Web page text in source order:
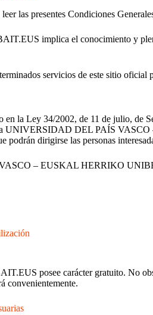
las presentes Condiciones
implica el conocimiento y
servicios de este sitio oficial
en la Ley 34/2002, de 11 de julio, de
UNIVERSIDAD DEL PAÍS
podrán dirigirse las personas
– EUSKAL HERRIKO
posee carácter gratuito. No
convenientemente.